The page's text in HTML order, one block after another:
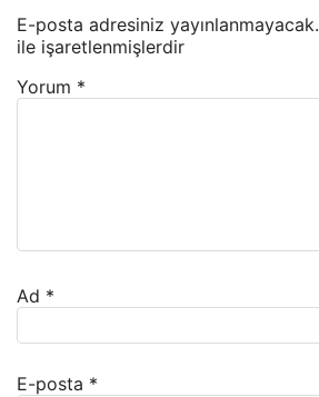
E-posta adresiniz yayınlanmayacak.
ile işaretlenmişlerdir
Yorum *
Ad *
E-posta *